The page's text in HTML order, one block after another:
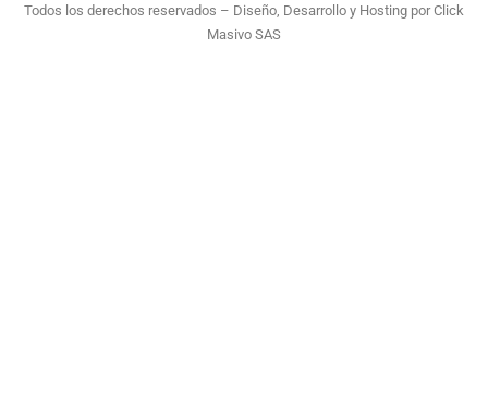
Todos los derechos reservados – Diseño, Desarrollo y Hosting porClick
Masivo SAS